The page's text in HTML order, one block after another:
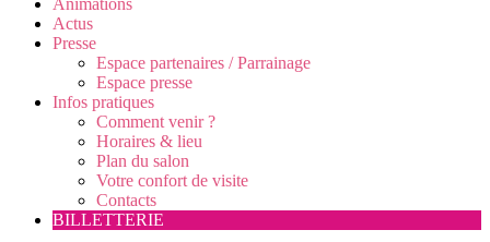
Animations
Actus
Presse
Espace partenaires / Parrainage
Espace presse
Infos pratiques
Comment venir ?
Horaires & lieu
Plan du salon
Votre confort de visite
Contacts
BILLETTERIE